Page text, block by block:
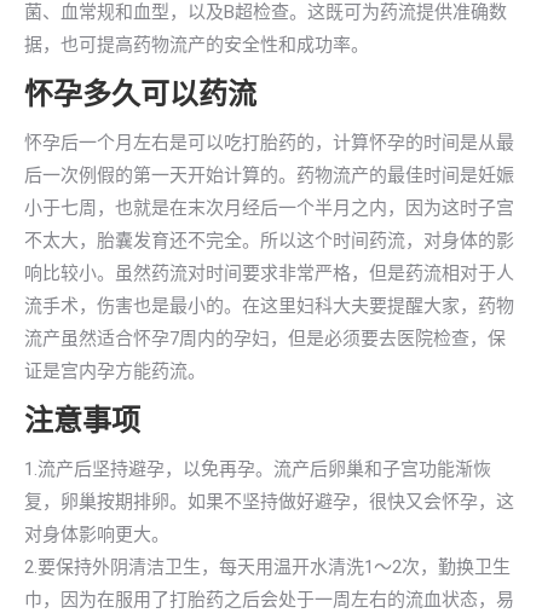
菌、血常规和血型，以及B超检查。这既可为药流提供准确数
据，也可提高药物流产的安全性和成功率。
怀孕多久可以药流
怀孕后一个月左右是可以吃打胎药的，计算怀孕的时间是从最
后一次例假的第一天开始计算的。药物流产的最佳时间是妊娠
小于七周，也就是在末次月经后一个半月之内，因为这时子宫
不太大，胎囊发育还不完全。所以这个时间药流，对身体的影
响比较小。虽然药流对时间要求非常严格，但是药流相对于人
流手术，伤害也是最小的。在这里妇科大夫要提醒大家，药物
流产虽然适合怀孕7周内的孕妇，但是必须要去医院检查，保
证是宫内孕方能药流。
注意事项
1.流产后坚持避孕，以免再孕。流产后卵巢和子宫功能渐恢
复，卵巢按期排卵。如果不坚持做好避孕，很快又会怀孕，这
对身体影响更大。
2.要保持外阴清洁卫生，每天用温开水清洗1～2次，勤换卫生
巾，因为在服用了打胎药之后会处于一周左右的流血状态，易